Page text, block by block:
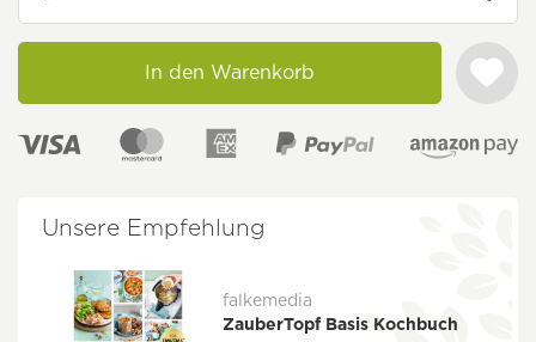
In den Warenkorb
Unsere Empfehlung
falkemedia
ZauberTopf Basis Kochbuch